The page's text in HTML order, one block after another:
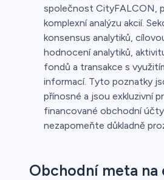
společnost CityFALCON,
komplexní analýzu akcií.
konsensus analytiků,
hodnocení analytiků,
fondů a transakce s
informací. Tyto poznatky
přínosné a jsou exkluzivní
financované obchodní
nezapomeňte důkladně
Obchodní meta na